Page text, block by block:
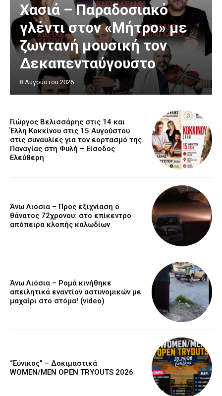
Χασιά – Παραδοσιακό
γλέντι στον «Μήτρο» με
ζωντανή μουσική τον
Δεκαπενταύγουστο
8 Αυγούστου 2026
Γιώργος Βελισσάρης στις 14 και
Έλλη Κοκκίνου στις 15 Αυγούστου
στις συναυλίες για τον εορτασμό της
Παναγίας στη Φυλή – Είσοδος
Ελεύθερη
Άνω Λιόσια – Προς εξιχνίαση ο
θάνατος 72χρονου: στο επίκεντρο
απόπειρα κλοπής καλωδίων
Άνω Λιόσια – Ρομά κινήθηκε
απειλητικά εναντίον αστυνομικών με
μαχαίρι στο στόμα! (video)
“Εύνικος” – Δοκιμαστικά
WOMEN/MEN OPEN TRYOUTS 2026